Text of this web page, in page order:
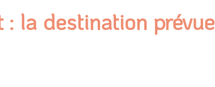
la destination prévue